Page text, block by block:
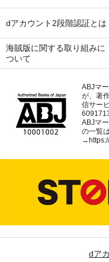
dアカウント2段階認証とは
海賊版に関する取り組みに
ついて
ABJマ
が、著
信サー
ABJマ
の一覧
→
dア